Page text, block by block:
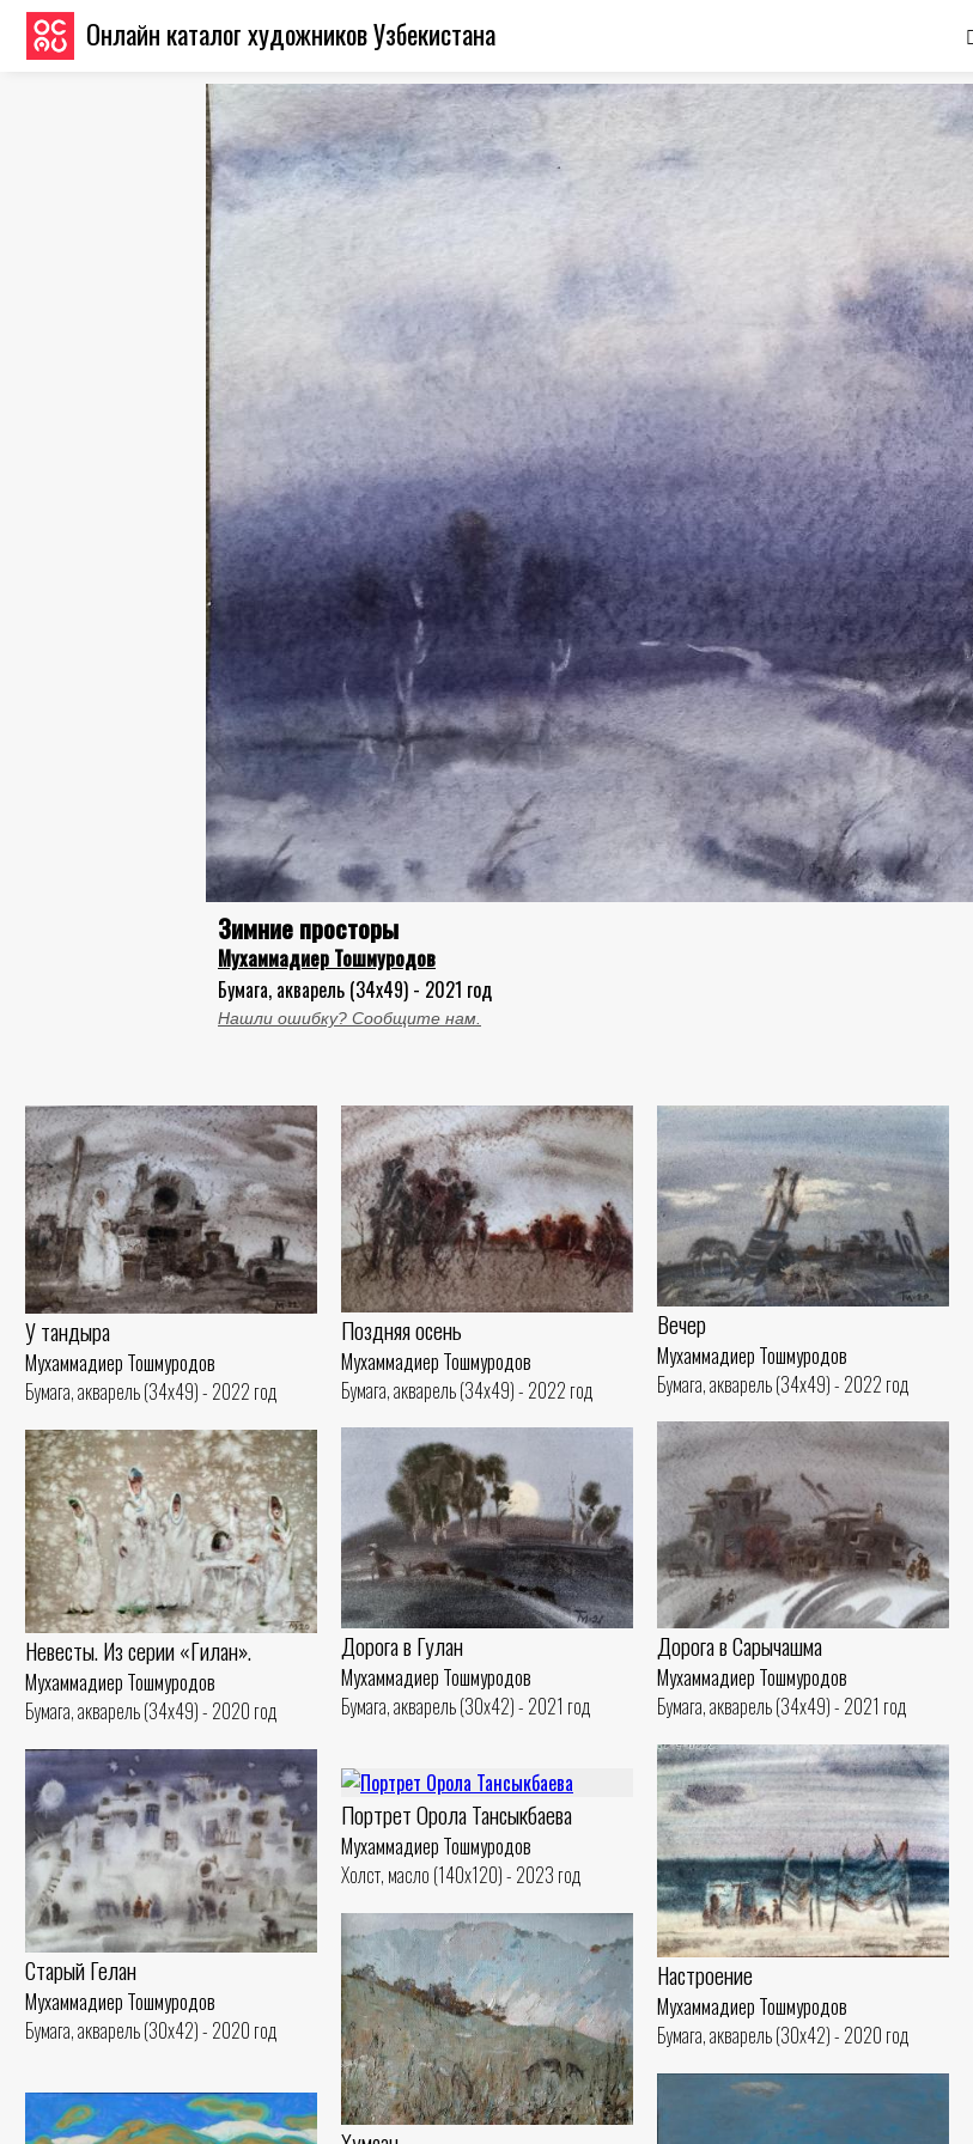
Онлайн каталог художников Узбекистана
Зимние просторы
Мухаммадиер Тошмуродов
Бумага, акварель (34x49) - 2021 год
Нашли ошибку? Сообщите нам.
У тандыра
Мухаммадиер Тошмуродов
Бумага, акварель (34x49) - 2022 год
Поздняя осень
Мухаммадиер Тошмуродов
Бумага, акварель (34x49) - 2022 год
Вечер
Мухаммадиер Тошмуродов
Бумага, акварель (34x49) - 2022 год
Дорога в Сарычашма
Мухаммадиер Тошмуродов
Бумага, акварель (34x49) - 2021 год
Дорога в Гулан
Мухаммадиер Тошмуродов
Бумага, акварель (30x42) - 2021 год
Невесты. Из серии «Гилан».
Мухаммадиер Тошмуродов
Бумага, акварель (34x49) - 2020 год
Настроение
Мухаммадиер Тошмуродов
Бумага, акварель (30x42) - 2020 год
Старый Гелан
Мухаммадиер Тошмуродов
Бумага, акварель (30x42) - 2020 год
Портрет Орола Тансыкбаева
Мухаммадиер Тошмуродов
Холст, масло (140x120) - 2023 год